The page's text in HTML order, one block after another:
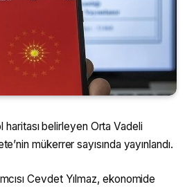
haritası belirleyen Orta Vadeli
mükerrer sayısında yayınlandı.
Cevdet Yılmaz, ekonomide